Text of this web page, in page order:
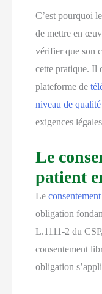
C’est pourquoi
de mettre en
vérifier que son
cette pratique. Il
plateforme de
niveau de qualité
exigences
Le
patient
Le
obligation
L.1111-2 du
consentement
obligation